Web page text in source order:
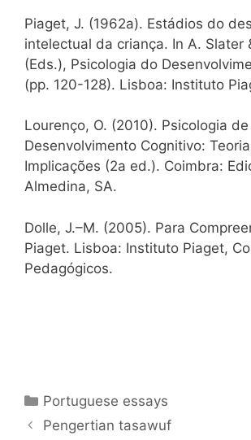
Piaget, J. (1962a). Estádios do
intelectual da criança. In A. Slater
(Eds.), Psicologia do
(pp. 120-128). Lisboa: Instituto
Lourenço, O. (2010). Psicologia de
Desenvolvimento Cognitivo:
Implicações (2a ed.). Coimbra:
Almedina, SA.
Dolle, J.–M. (2005). Para
Piaget. Lisboa: Instituto Piaget,
Pedagógicos.
Categories
Portuguese essays
Pengertian tasawuf